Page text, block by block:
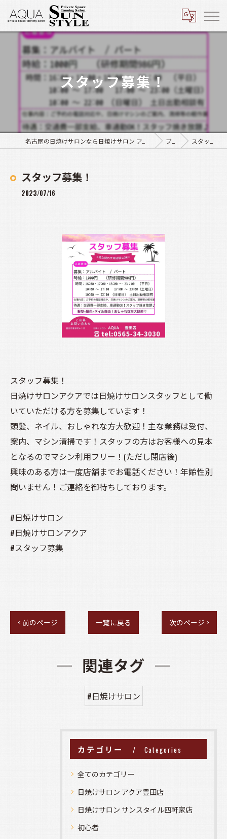
スタッフ募集！
ブログ スタッフ募集！
スタッフ募集！
2023/07/16
スタッフ募集！
日焼けサロンアクアでは日焼けサロンスタッフとして働
いていただける方を募集しています！
頭髪、ネイル、おしゃれな方大歓迎！主な業務は受付、
案内、マシン清掃です！スタッフの方はお客様への見本
となるのでマシン利用フリー！(ただし閉店後)
興味のある方は一度店舗までお電話ください！年齢性別
問いません！ご連絡を御待ちしております。
#日焼けサロン
#日焼けサロンアクア
#スタッフ募集
< 前のページ 一覧に戻る 次のページ >
関連タグ
#日焼けサロン
カテゴリー Categories
全てのカテゴリー
日焼けサロン アクア豊田店
日焼けサロン サンスタイル四軒家店
初心者